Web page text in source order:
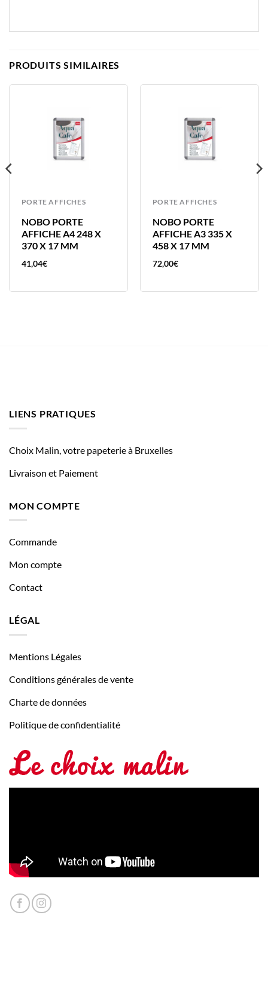
PRODUITS SIMILAIRES
PORTE AFFICHES
NOBO PORTE
AFFICHE A4 248 X
370 X 17 MM
41,04€
PORTE AFFICHES
NOBO PORTE
AFFICHE A3 335 X
458 X 17 MM
72,00€
LIENS PRATIQUES
Choix Malin, votre papeterie à Bruxelles
Livraison et Paiement
MON COMPTE
Commande
Mon compte
Contact
LÉGAL
Mentions Légales
Conditions générales de vente
Charte de données
Politique de confidentialité